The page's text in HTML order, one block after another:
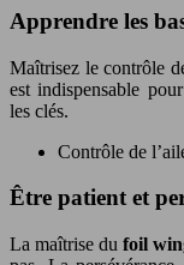
Apprendre les
Maîtrisez le contrôle
est indispensable
les clés.
Contrôle de
Être patient et
La maîtrise du foil